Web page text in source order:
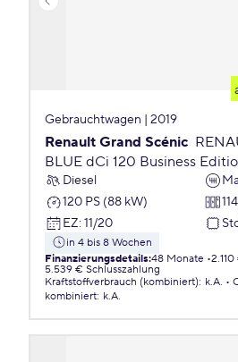
Gebrauchtwagen | 2019
Renault Grand Scénic
BLUE dCi 120 Business
Diesel
120 PS (88 kW)
EZ: 11/20
in 4 bis 8 Wochen
Finanzierungsdetails:48 Monate
5.539 € Schlusszahlung
Kraftstoffverbrauch (kombiniert): k.A.
kombiniert: k.A.